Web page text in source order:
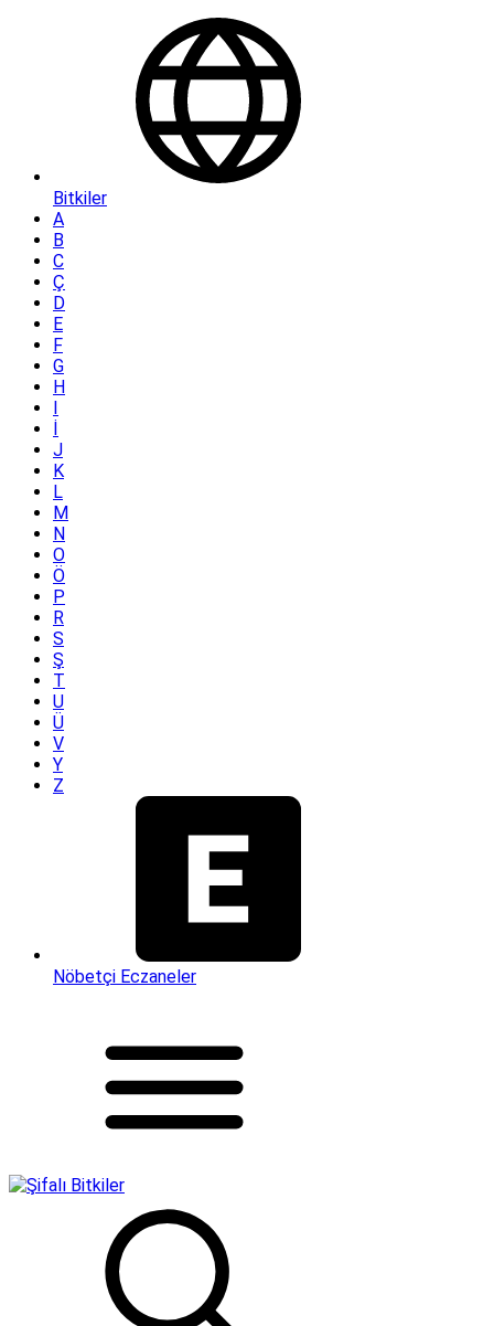
Bitkiler
A
B
C
Ç
D
E
F
G
H
I
İ
J
K
L
M
N
O
Ö
P
R
S
Ş
T
U
Ü
V
Y
Z
Nöbetçi Eczaneler